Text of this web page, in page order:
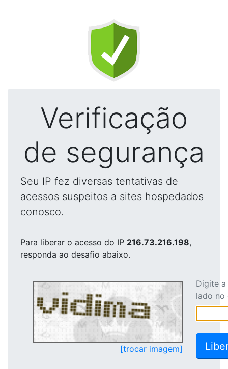
Verificação
de segurança
Seu IP fez diversas tentativas de
acessos suspeitos a sites hospedados
conosco.
Para liberar o acesso do IP 216.73.216.198,
responda ao desafio abaixo.
[trocar imagem]
Digite
lado no